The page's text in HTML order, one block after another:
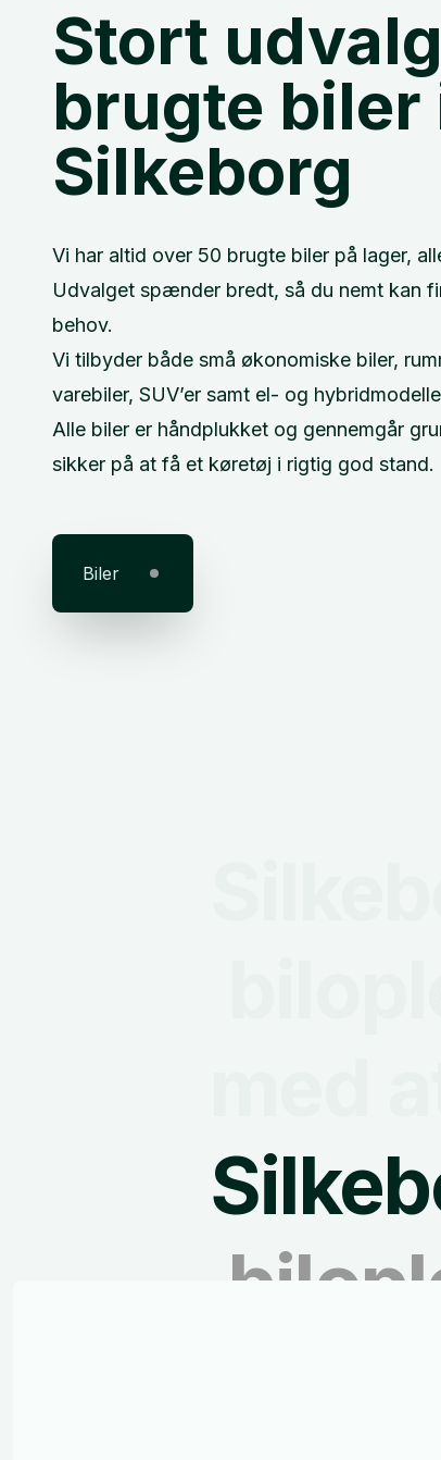
Stort udvalg
brugte biler
Silkeborg
Vi har altid over 50 brugte biler på lager,
Udvalget spænder bredt, så du nemt kan
behov.
Vi tilbyder både små økonomiske biler,
varebiler, SUV’er samt el- og
Alle biler er håndplukket og gennemgår
sikker på at få et køretøj i rigtig god stand.
Biler
med